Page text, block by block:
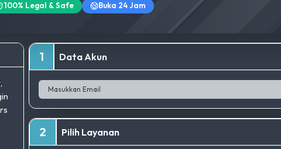
100% Legal & Safe Buka 24 Jam
1 Data Akun
2 Pilih Layanan